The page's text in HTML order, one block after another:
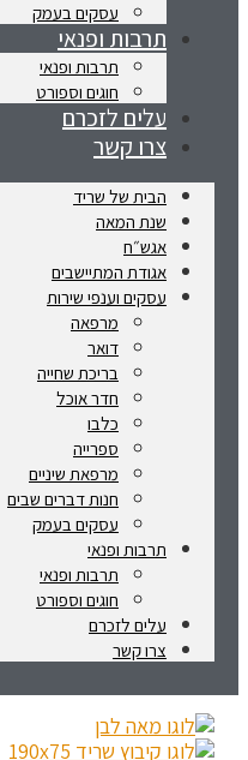
עסקים בעמק
תרבות ופנאי
תרבות ופנאי
חוגים וספורט
עלים לזכרם
צרו קשר
הבית של שריד
שנת המאה
אגש״ח
אגודת המתיישבים
עסקים וענפי שירות
מרפאה
דואר
בריכת שחייה
חדר אוכל
כלבו
ספרייה
מרפאת שיניים
חנות דברים שבים
עסקים בעמק
תרבות ופנאי
תרבות ופנאי
חוגים וספורט
עלים לזכרם
צרו קשר